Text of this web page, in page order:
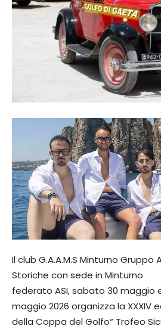
Il club G.A.A.M.S Minturno
Storiche con sede in Minturno
federato ASI, sabato 30 maggio
maggio 2026 organizza la XXXIV
della Coppa del Golfo“ Trofeo